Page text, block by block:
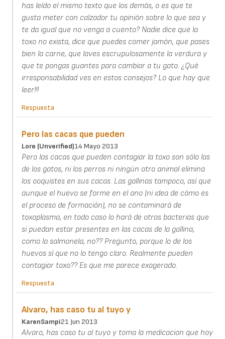
has leído el mismo texto que los demás, o es que te
gusta meter con calzador tu opinión sobre lo que sea y
te da igual que no venga a cuento? Nadie dice que la
toxo no exista, dice que puedes comer jamón, que pases
bien la carne, que laves escrupulosamente la verdura y
que te pongas guantes para cambiar a tu gato. ¿Qué
irresponsabilidad ves en estos consejos? Lo que hay que
leer!!!
Respuesta
Pero las cacas que pueden
Lore (unverified)14 Mayo 2013
Pero las cacas que pueden contagiar la toxo son sólo las
de los gatos, ni los perros ni ningún otro animal elimina
los ooquistes en sus cacas. Las gallinas tampoco, así que
aunque el huevo se forme en el ano (ni idea de cómo es
el proceso de formación), no se contaminará de
toxoplasma, en todo caso lo hará de otras bacterias que
si puedan estar presentes en las cacas de la gallina,
como la salmonela, no?? Pregunto, porque lo de los
huevos sí que no lo tengo claro. Realmente pueden
contagiar toxo?? Es que me parece exagerado.
Respuesta
Alvaro, has caso tu al tuyo y
KarenSampi21 Jun 2013
Alvaro, has caso tu al tuyo y toma la medicacion que hoy